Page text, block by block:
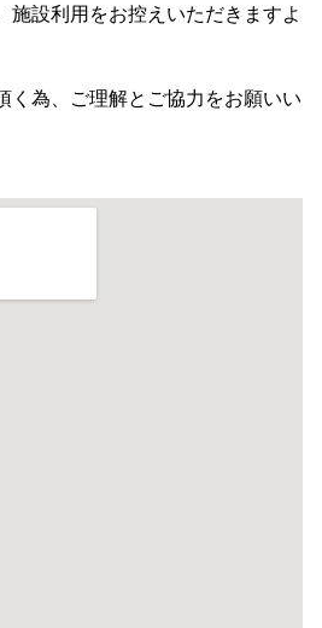
施設利用をお控えいただきますよ
く為、ご理解とご協力をお願いい